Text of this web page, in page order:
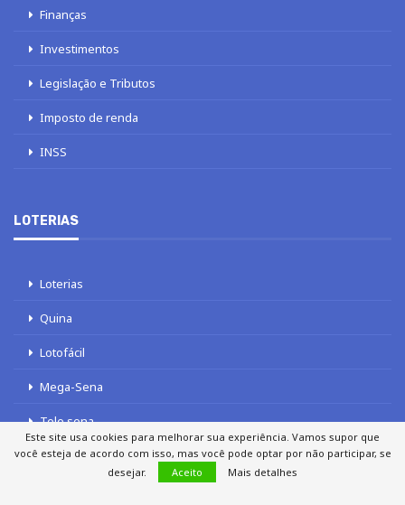
Finanças
Investimentos
Legislação e Tributos
Imposto de renda
INSS
LOTERIAS
Loterias
Quina
Lotofácil
Mega-Sena
Tele sena
Este site usa cookies para melhorar sua experiência. Vamos supor que
você esteja de acordo com isso, mas você pode optar por não participar, se
desejar.
Aceito Mais detalhes